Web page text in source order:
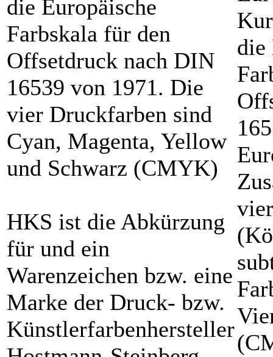
die Europäische
Farbskala für den
Offsetdruck nach DIN
16539 von 1971. Die
vier Druckfarben sind
Cyan, Magenta, Yellow
und Schwarz (CMYK)
HKS ist die Abkürzung
für und ein
Warenzeichen bzw. eine
Marke der Druck- bzw.
Künstlerfarbenhersteller
die